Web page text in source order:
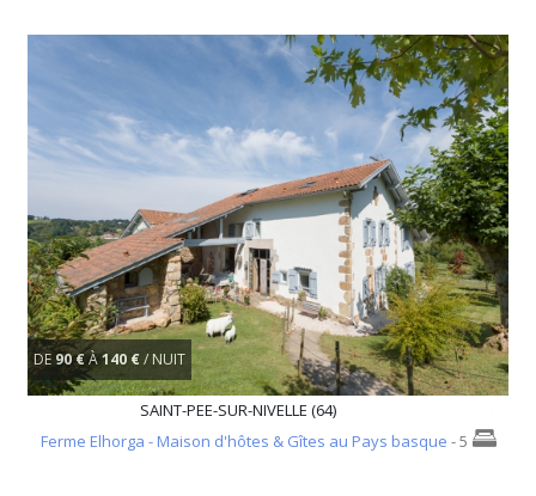
DE 90 €À140 €/ NUIT
SAINT-PEE-SUR-NIVELLE (64)
Ferme Elhorga - Maison d'hôtes & Gîtes au Pays basque - 5